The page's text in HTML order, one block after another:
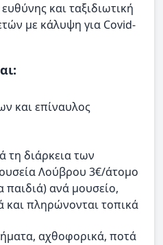
και ταξιδιωτική
με κάλυψη για Covid-
και επίναυλος
τη διάρκεια των
Λούβρου 3€/άτομο
ανά μουσείο,
και πληρώνονται τοπικά
αχθοφορικά, ποτά